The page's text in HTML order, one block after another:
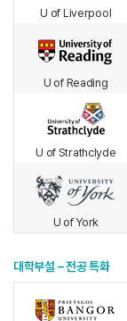
U of Liverpool
U of Reading
U of Strathclyde
U of York
대학부설 – 전공 특화